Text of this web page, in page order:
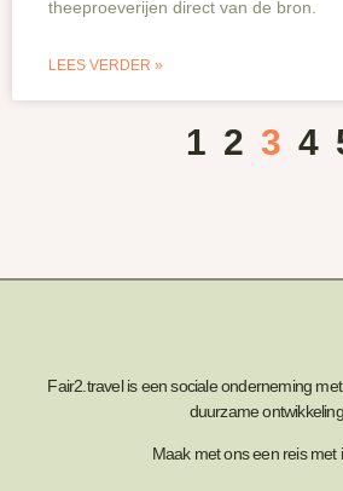
theeproeverijen direct van de bron.
LEES VERDER »
1 2 3 4
Fair2.travel is een sociale onderneming
duurzame ontwikkeling.
Maak met ons een reis met